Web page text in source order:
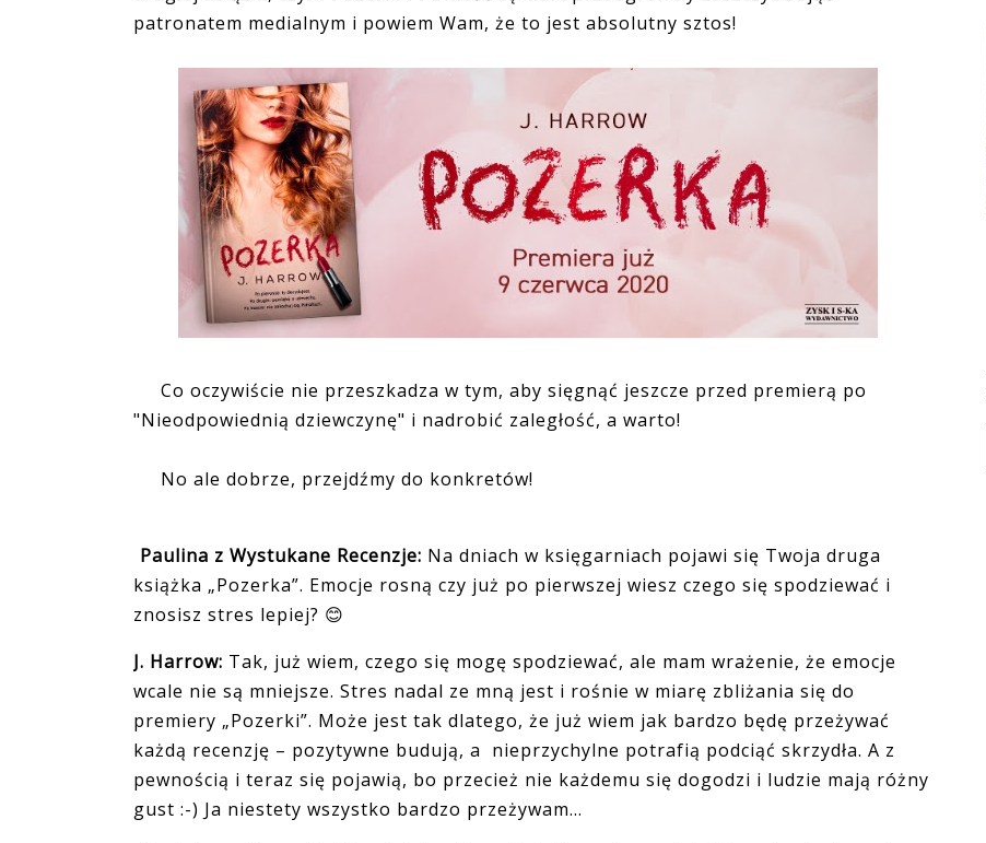
patronatem medialnym i powiem Wam, że to jest absolutny sztos!
Co oczywiście nie przeszkadza w tym, aby sięgnąć jeszcze przed premierą po
"Nieodpowiednią dziewczynę" i nadrobić zaległość, a warto!
No ale dobrze, przejdźmy do konkretów!
Paulina z Wystukane Recenzje: Na dniach w księgarniach pojawi się Twoja druga
książka „Pozerka”. Emocje rosną czy już po pierwszej wiesz czego się spodziewać i
znosisz stres lepiej? 😊
J. Harrow: Tak, już wiem, czego się mogę spodziewać, ale mam wrażenie, że emocje
wcale nie są mniejsze. Stres nadal ze mną jest i rośnie w miarę zbliżania się do
premiery „Pozerki”. Może jest tak dlatego, że już wiem jak bardzo będę przeżywać
każdą recenzję – pozytywne budują, a nieprzychylne potrafią podciąć skrzydła. A z
pewnością i teraz się pojawią, bo przecież nie każdemu się dogodzi i ludzie mają różny
gust :-) Ja niestety wszystko bardzo przeżywam...